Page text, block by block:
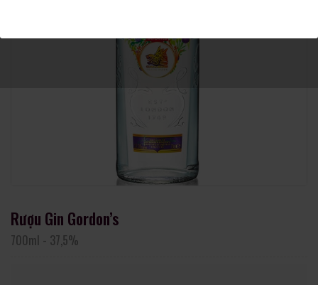
Rượu Gin Gordon’s
700ml - 37,5%